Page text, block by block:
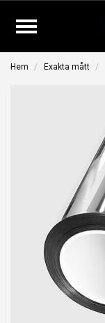
Hem Exakta mått